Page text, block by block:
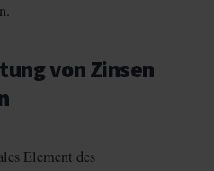
von Zinsen
Element des